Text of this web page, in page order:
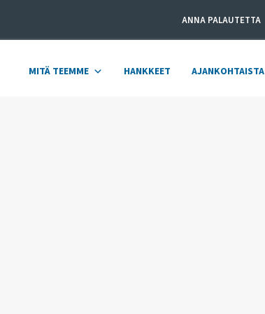
ANNA PALAUTETTA
MITÄ TEEMME HANKKEET AJANKOHTAISTA